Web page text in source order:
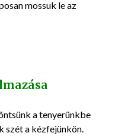
mossuk le az
a tenyerünkbe
szét a kézfejünkön.